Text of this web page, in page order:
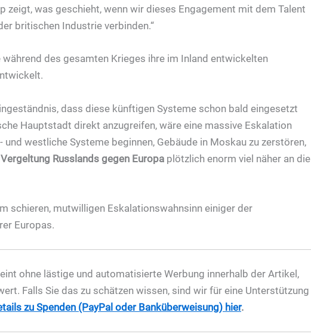
zeigt, was geschieht, wenn wir dieses Engagement mit dem Talent
britischen Industrie verbinden.“
während des gesamten Krieges ihre im Inland entwickelten
dass diese künftigen Systeme schon bald eingesetzt
Hauptstadt direkt anzugreifen, wäre eine massive Eskalation
und westliche Systeme beginnen, Gebäude in Moskau zu zerstören,
Russlands gegen Europa plötzlich enorm viel näher an die
schieren, mutwilligen Eskalationswahnsinn einiger der
Europas.
ohne lästige und automatisierte Werbung innerhalb der Artikel,
Falls Sie das zu schätzen wissen, sind wir für eine Unterstützung
zu Spenden (PayPal oder Banküberweisung) hier.